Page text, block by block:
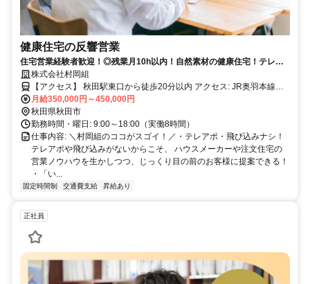
健康住宅の反響営業
住宅営業経験者歓迎！◎残業月10h以内！自然素材の健康住宅！テレア
ポ・飛び込み一切なし！完全反響営業！
株式会社村岡組
【アクセス】 秋田駅東口から徒歩20分以内 アクセス: JR奥羽本線
「四ツ小屋駅」より車で約5分、または「秋田駅」より車で約15分
（バスの場合：秋田駅東口バスターミナルより秋田中央交通バス「御
所野線」乗車、「御所野小学校前」バス停下車徒歩約3分）
月給350,000円～450,000円
秋田県秋田市
勤務時間・曜日: 9:00～18:00（実働8時間）
仕事内容: ＼村岡組のココがスゴイ！／・テレアポ・飛び込みナシ！
テレアポや飛び込みがないからこそ、 ハウスメーカーや注文住宅の
営業ノウハウを生かしつつ、じっくり目の前のお客様に提案できる！
・「い...
固定時間制 交通費支給 昇給あり
正社員